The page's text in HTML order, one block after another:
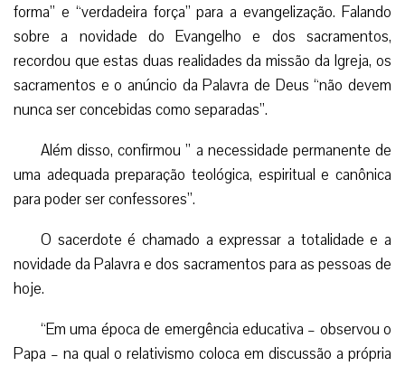
forma” e “verdadeira força” para a evangelização. Falando
sobre a novidade do Evangelho e dos sacramentos,
recordou que estas duas realidades da missão da Igreja, os
sacramentos e o anúncio da Palavra de Deus “não devem
nunca ser concebidas como separadas”.
Além disso, confirmou ” a necessidade permanente de
uma adequada preparação teológica, espiritual e canônica
para poder ser confessores”.
O sacerdote é chamado a expressar a totalidade e a
novidade da Palavra e dos sacramentos para as pessoas de
hoje.
“Em uma época de emergência educativa – observou o
Papa – na qual o relativismo coloca em discussão a própria